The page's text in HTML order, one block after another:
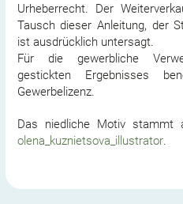
Urheberrecht. Der
Tausch dieser Anleitung, der
ist ausdrücklich untersagt.
Für die gewerbliche
gestickten Ergebnisses
Gewerbelizenz.
Das niedliche Motiv stammt
olena_kuznietsova_illustrator.